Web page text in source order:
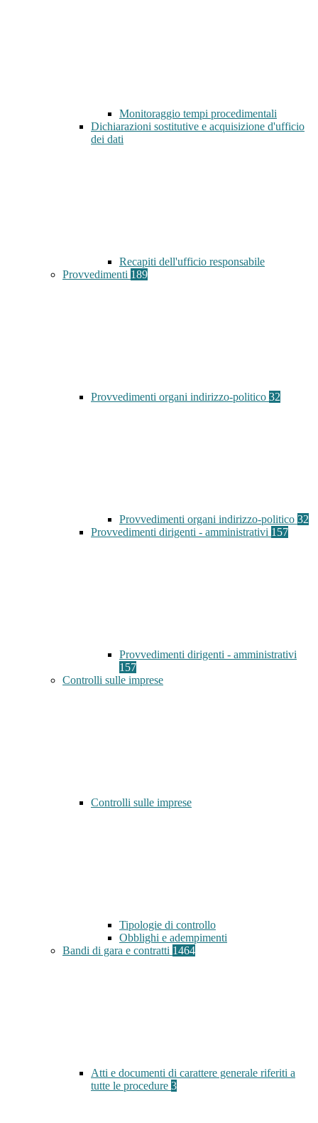
Monitoraggio tempi procedimentali
Dichiarazioni sostitutive e acquisizione d'ufficio
dei dati
Recapiti dell'ufficio responsabile
Provvedimenti 189
Provvedimenti organi indirizzo-politico 32
Provvedimenti organi indirizzo-politico 32
Provvedimenti dirigenti - amministrativi 157
Provvedimenti dirigenti - amministrativi
157
Controlli sulle imprese
Controlli sulle imprese
Tipologie di controllo
Obblighi e adempimenti
Bandi di gara e contratti 1464
Atti e documenti di carattere generale riferiti a
tutte le procedure 3